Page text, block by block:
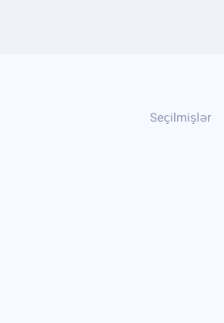
Seçilmişlər